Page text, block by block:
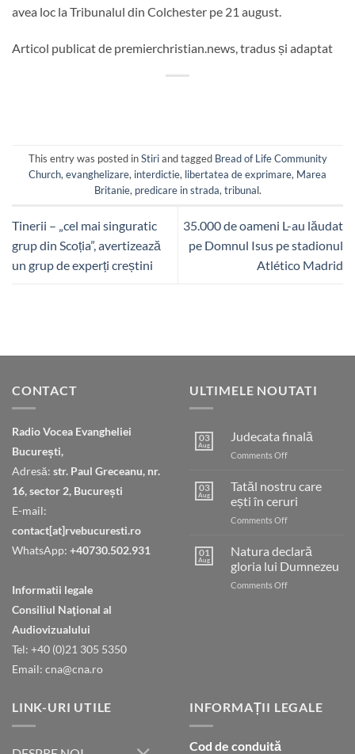
avea loc la Tribunalul din Colchester pe 21 august.
Articol publicat de premierchristian.news, tradus și adaptat
This entry was posted inStiriand tagged Bread of Life Community
Church, evanghelizare, interdictie, libertatea de exprimare, Marea
Britanie, predicare in strada, tribunal.
Tinerii – „cel mai singuratic
grup din Scoția”, avertizează
un grup de experți creștini
35.000 de oameni L-au lăudat
pe Domnul Isus pe stadionul
Atlético Madrid
CONTACT
Radio Vocea Evangheliei
București,
Adresă: str. Paul Greceanu, nr.
16, sector 2, București
E-mail:
contact[at]rvebucuresti.ro
WhatsApp: +40730.502.931
Informatii legale
Consiliul Naţional al
Audiovizualului
Tel: +40 (0)21 305 5350
Email: cna@cna.ro
ULTIMELE NOUTATI
03
Aug
Judecata finală
Comments Offon
03
Aug
Tatăl nostru care
ești în ceruri
Comments Offon
nostru
ești
în
01
Aug
Natura declară
gloria lui Dumnezeu
Comments Offon
LINK-URI UTILE INFORMAȚII LEGALE
Cod de conduită